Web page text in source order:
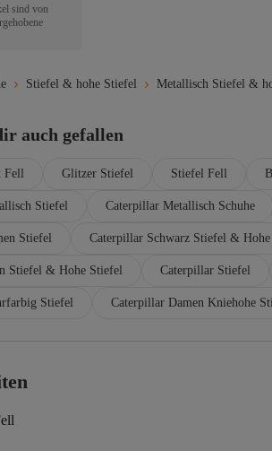
sind von
Stiefel & hohe Stiefel Metallisch Stiefel &
auch gefallen
Fell Glitzer Stiefel Stiefel Fell
Stiefel Caterpillar Metallisch Schuhe
Stiefel Caterpillar Schwarz Stiefel &
Stiefel & Hohe Stiefel Caterpillar Stiefel
Stiefel Caterpillar Damen Kniehohe